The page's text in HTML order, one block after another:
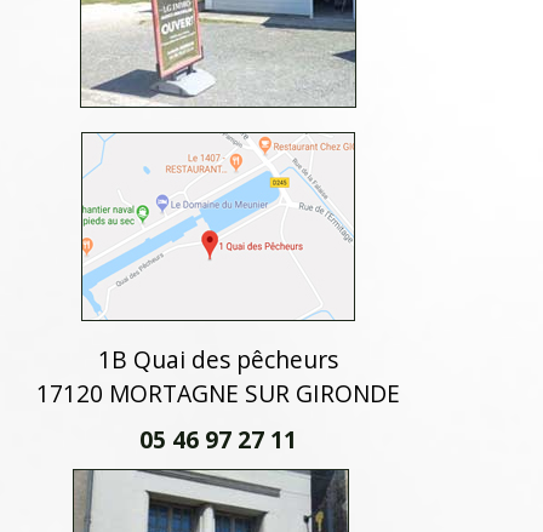
1B Quai des pêcheurs
17120 MORTAGNE SUR GIRONDE
05 46 97 27 11